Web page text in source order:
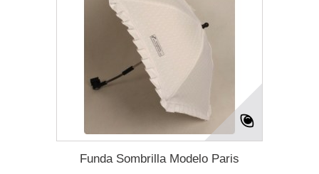
Funda Sombrilla Modelo Paris